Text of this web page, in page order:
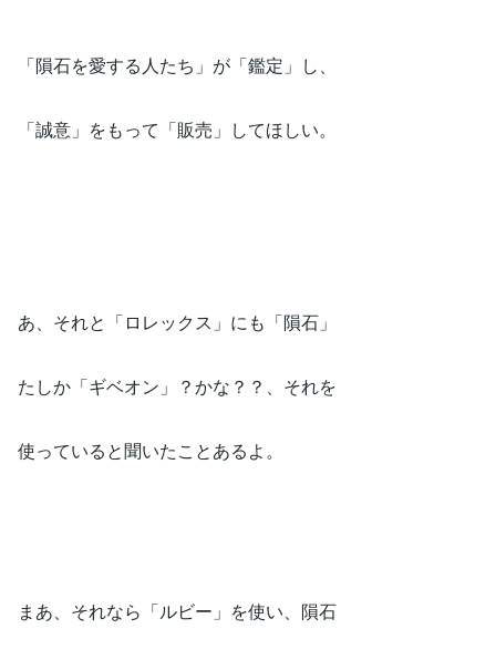
「隕石を愛する人たち」が「鑑定」し、
「誠意」をもって「販売」してほしい。
あ、それと「ロレックス」にも「隕石」
たしか「ギベオン」？かな？？、それを
使っていると聞いたことあるよ。
まあ、それなら「ルビー」を使い、隕石